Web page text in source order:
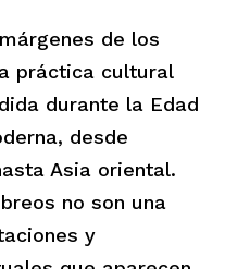
de los
práctica cultural
durante la Edad
desde
Asia oriental.
no son una
y